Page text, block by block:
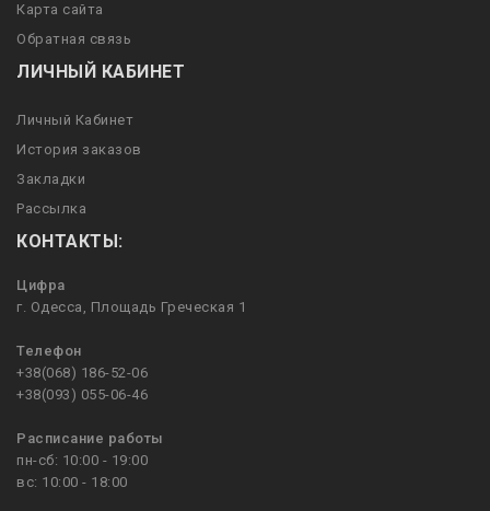
Карта сайта
Обратная связь
ЛИЧНЫЙ КАБИНЕТ
Личный Кабинет
История заказов
Закладки
Рассылка
КОНТАКТЫ:
Цифра
г. Одесса, Площадь Греческая 1
Телефон
+38(068) 186-52-06
+38(093) 055-06-46
Расписание работы
пн-сб: 10:00 - 19:00
вс: 10:00 - 18:00